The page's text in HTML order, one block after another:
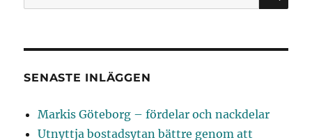
efter:
SENASTE INLÄGGEN
Markis Göteborg – fördelar och nackdelar
Utnyttja bostadsytan bättre genom att